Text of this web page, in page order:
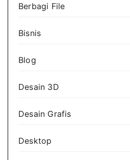
Berbagi File
Bisnis
Blog
Desain 3D
Desain Grafis
Desktop